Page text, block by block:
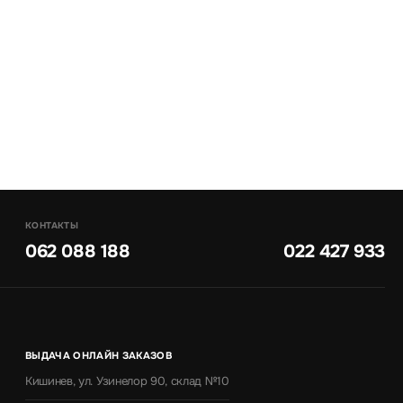
КОНТАКТЫ
062 088 188 022 427 933
ВЫДАЧА ОНЛАЙН ЗАКАЗОВ
Кишинев, ул. Узинелор 90, склад №10